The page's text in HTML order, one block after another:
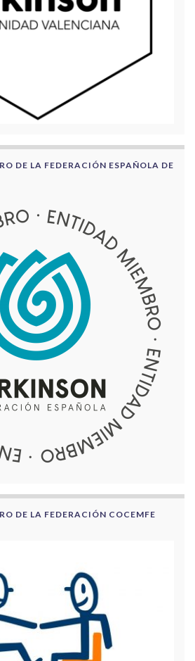
DE LA FEDERACIÓN ESPAÑOLA DE
DE LA FEDERACIÓN COCEMFE